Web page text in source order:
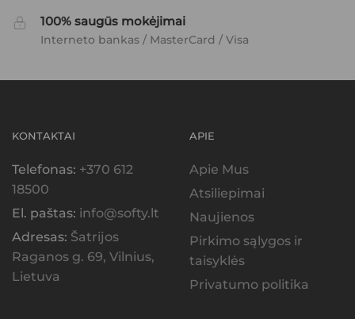
100% saugūs mokėjimai
Interneto bankas / MasterCard / Visa
KONTAKTAI
Telefonas: +370 612
18500
El. paštas: info@softy.lt
Adresas: Šatrijos
Raganos g. 69, Vilnius,
Lietuva
APIE
Apie Mus
Atsiliepimai
Naujienos
Pirkimo sąlygos ir
taisyklės
Privatumo politika